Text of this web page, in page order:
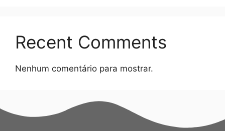
Recent Comments
Nenhum comentário para mostrar.